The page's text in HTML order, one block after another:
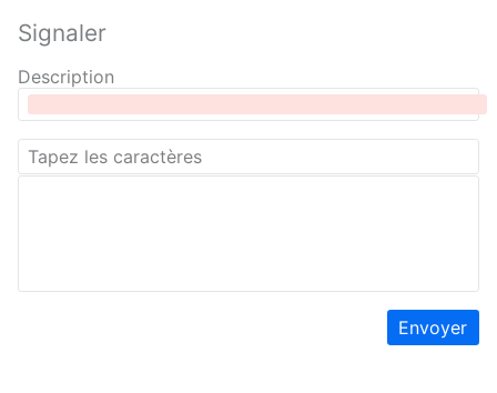
Signaler
Description
Envoyer